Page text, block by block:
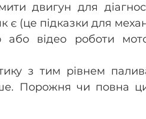
двигун для
є (це підказки для
або відео роботи
з тим рівнем
Порожня чи повна